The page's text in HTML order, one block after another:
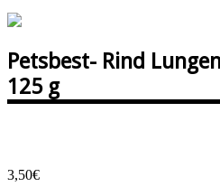
Petsbest- Rind
125 g
3,50€